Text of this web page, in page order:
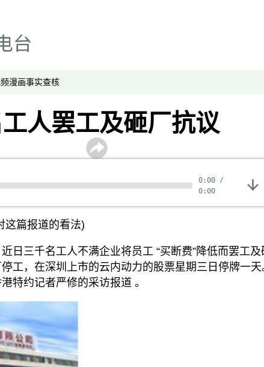
漫画事实查核
观点
专题与访谈
兵家常事
人罢工及砸厂抗议
0:00 /
0:00
这篇报道的看法)
日三千名工人不满企业将员工 “买断费”降低而罢工及
工，在深圳上市的云内动力的股票星期三日停牌一天
特约记者严修的采访报道 。